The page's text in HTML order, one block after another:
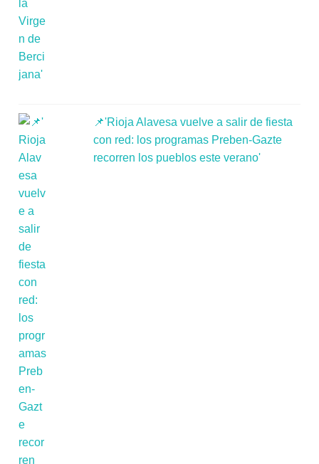
📌'Rioja Alavesa vuelve a salir de fiesta
con red: los programas Preben-Gazte
recorren los pueblos este verano'